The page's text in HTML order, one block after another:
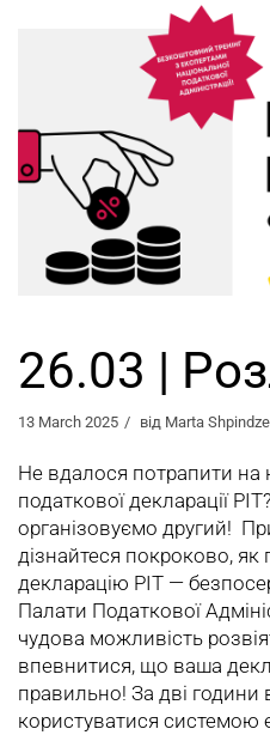
26.03 |
13 March 2025 від Marta
Не вдалося потрапити
податкової декларації
організовуємо другий!
дізнайтеся покроково,
декларацію PIT —
Палати Податкової
чудова можливість
впевнитися, що ваша
правильно! За дві години
користуватися системою